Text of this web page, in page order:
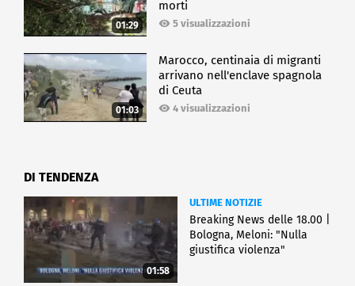
01:29
morti
5 visualizzazioni
01:03
Marocco, centinaia di migranti
arrivano nell'enclave spagnola
di Ceuta
4 visualizzazioni
DI TENDENZA
01:58
ULTIME NOTIZIE
Breaking News delle 18.00 |
Bologna, Meloni: "Nulla
giustifica violenza"